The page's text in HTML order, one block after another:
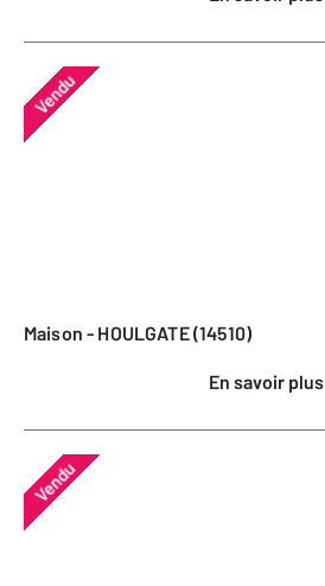
Vendu
Maison - HOULGATE (14510)
En savoir plus
Vendu